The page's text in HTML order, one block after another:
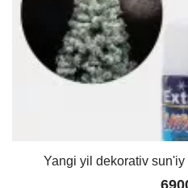
Yangi yil dekorativ